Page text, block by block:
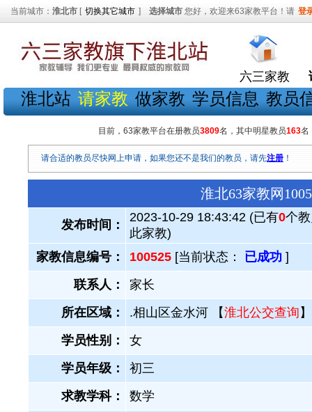
当前城市： 淮北市 [ 切换其它城市 ] 选择城市 您好，欢迎来63家教平台！请 登
六三家教
淮北站 请家教 做家教 学员信息 教员
目前，63家教平台在册教员3809名，其中明星教员163名
请合适的教员尽快网上申请，如果您还不是我们的教员，请先注册 ！
淮北63家教网
发布时间：
2023-10-29 18:43:42 (已有0个
此家教)
家教信息编号：
100525 [当前状态： 已成功 ]
联系人：
家长
所在区域：
.相山区金水河 【淮北公交查询 】
学员性别：
女
学员年级：
初三
求教学科：
数学